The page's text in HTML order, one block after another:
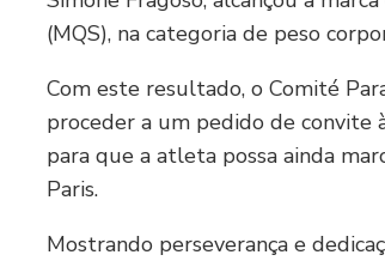
(MQS), na categoria de peso
Com este resultado, o Comité
proceder a um pedido de convite
para que a atleta possa ainda
Paris.
Mostrando perseverança e